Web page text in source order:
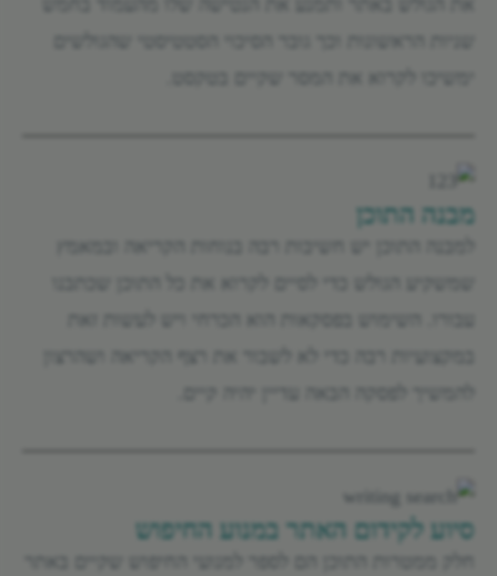
שניות הראשונות וכך גובר הסיכוי הסטטיסטי שהגולשים
ימשיכו לקרוא את המסר שקיים בטקסט.
מבנה התוכן
למבנה התוכן יש חשיבות רבה בנוחות הקריאה ובמאמץ
שמשקיע הגולש כדי לסיים לקרוא את כל התוכן שכתבנו
עבורו. השימוש בפסקאות הוא הכרחי ויש לעשות זאת
במקצועיות רבה כדי לא לשבור את רצף הקריאה ושהרצון
להמשיך לפסקה הבאה עדיין יהיה קיים.
סיוע לקידום האתר במנוע החיפוש
חלק ממטרות התוכן הם לספר למנועי החיפוש שקיים באתר